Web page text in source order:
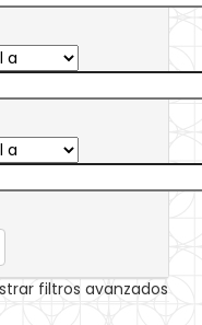
filtros avanzados